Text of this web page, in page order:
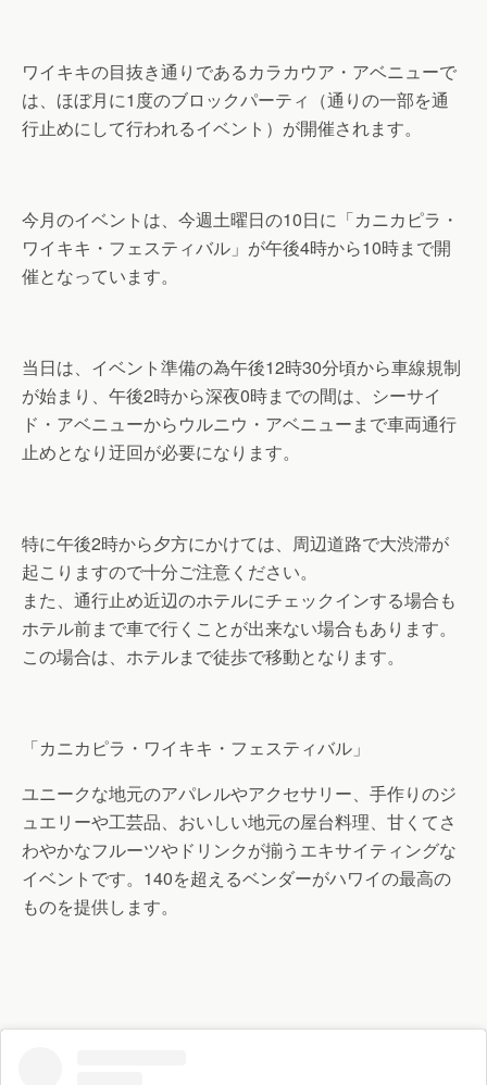
ワイキキの目抜き通りであるカラカウア・アベニューで
は、ほぼ月に1度のブロックパーティ（通りの一部を通
行止めにして行われるイベント）が開催されます。
今月のイベントは、今週土曜日の10日に「カニカピラ・
ワイキキ・フェスティバル」が午後4時から10時まで開
催となっています。
当日は、イベント準備の為午後12時30分頃から車線規制
が始まり、午後2時から深夜0時までの間は、シーサイ
ド・アベニューからウルニウ・アベニューまで車両通行
止めとなり迂回が必要になります。
特に午後2時から夕方にかけては、周辺道路で大渋滞が
起こりますので十分ご注意ください。
また、通行止め近辺のホテルにチェックインする場合も
ホテル前まで車で行くことが出来ない場合もあります。
この場合は、ホテルまで徒歩で移動となります。
「カニカピラ・ワイキキ・フェスティバル」
ユニークな地元のアパレルやアクセサリー、手作りのジ
ュエリーや工芸品、おいしい地元の屋台料理、甘くてさ
わやかなフルーツやドリンクが揃うエキサイティングな
イベントです。140を超えるベンダーがハワイの最高の
ものを提供します。